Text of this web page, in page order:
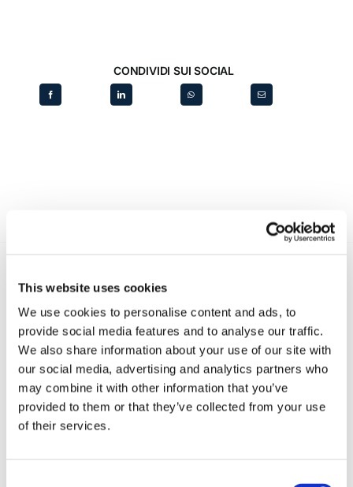
This website uses cookies
We use cookies to personalise content and ads, to
provide social media features and to analyse our traffic.
We also share information about your use of our site with
our social media, advertising and analytics partners who
may combine it with other information that you’ve
provided to them or that they’ve collected from your use
of their services.
CONDIVIDI SUI SOCIAL
Recent posts.
24 Luglio 2026
Diritto civile, Michela Colitta, Sentenze Cassazione
Roberto De Gaetano